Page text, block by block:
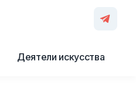
Деятели искусства